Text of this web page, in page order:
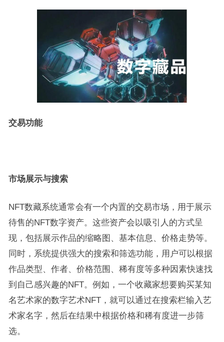
交易功能
市场展示与搜索
NFT数藏系统通常会有一个内置的交易市场，用于展示
待售的NFT数字资产。这些资产会以吸引人的方式呈
现，包括展示作品的缩略图、基本信息、价格走势等。
同时，系统提供强大的搜索和筛选功能，用户可以根据
作品类型、作者、价格范围、稀有度等多种因素快速找
到自己感兴趣的NFT。例如，一个收藏家想要购买某知
名艺术家的数字艺术NFT，就可以通过在搜索栏输入艺
术家名字，然后在结果中根据价格和稀有度进一步筛
选。